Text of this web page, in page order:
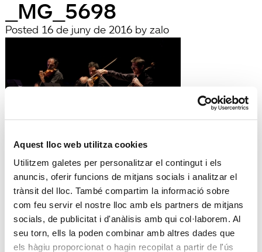
Aquest lloc web utilitza cookies
Utilitzem galetes per personalitzar el contingut i els
anuncis, oferir funcions de mitjans socials i analitzar el
trànsit del lloc. També compartim la informació sobre
com feu servir el nostre lloc amb els partners de mitjans
socials, de publicitat i d'anàlisis amb qui col·laborem. Al
seu torn, ells la poden combinar amb altres dades que
els hàgiu proporcionat o hagin recopilat a partir de l'ús
_MG_5698
Posted 16 de juny de 2016 by zalo
filed under:
Búsqueda
Search
for:
Search
Recent Posts
Hola, món!